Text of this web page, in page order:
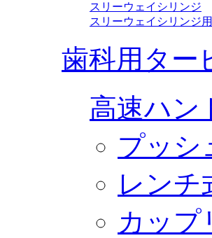
スリーウェイシリンジ
スリーウェイシリンジ
歯科用ター
高速ハン
プッシ
レンチ
カッ